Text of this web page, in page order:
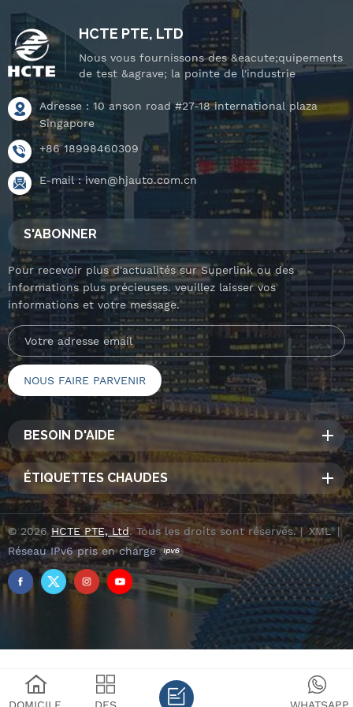
et plateau tournant
inclinable.
et plateau tournant
inclinable.
HCTE PTE, LTD
Nous vous fournissons des &eacute;quipements
de test &agrave; la pointe de l'industrie
Adresse : 10 anson road #27-18 international plaza
Singapore
+86 18998460309
E-mail :iven@hjauto.com.cn
S'ABONNER
Pour recevoir plus d'actualités sur Superlink ou des
informations plus précieuses. veuillez laisser vos
informations et votre message.
BESOIN D'AIDE
ÉTIQUETTES CHAUDES
© 2026HCTE PTE, Ltd. Tous les droits sont réservés. | XML|
Réseau IPv6 pris en charge